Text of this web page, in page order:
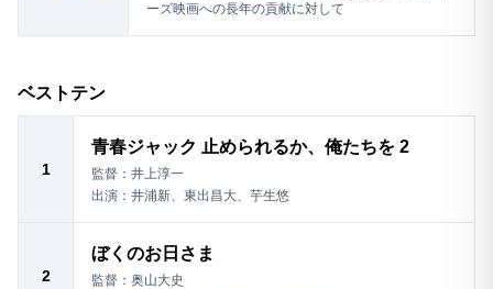
ーズ映画への長年の貢献に対して
ベストテン
1
青春ジャック 止められるか、俺たちを 2
監督：井上淳一
出演：井浦新、東出昌大、芋生悠
2
ぼくのお日さま
監督：奥山大史